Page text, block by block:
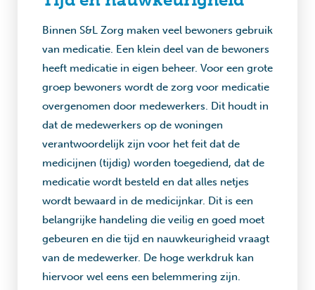
Binnen S&L Zorg maken veel bewoners gebruik
van medicatie. Een klein deel van de bewoners
heeft medicatie in eigen beheer. Voor een grote
groep bewoners wordt de zorg voor medicatie
overgenomen door medewerkers. Dit houdt in
dat de medewerkers op de woningen
verantwoordelijk zijn voor het feit dat de
medicijnen (tijdig) worden toegediend, dat de
medicatie wordt besteld en dat alles netjes
wordt bewaard in de medicijnkar. Dit is een
belangrijke handeling die veilig en goed moet
gebeuren en die tijd en nauwkeurigheid vraagt
van de medewerker. De hoge werkdruk kan
hiervoor wel eens een belemmering zijn.